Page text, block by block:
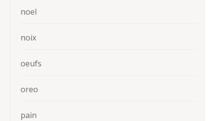
noel
noix
oeufs
oreo
pain